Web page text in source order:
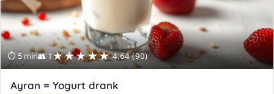
⏱ 5 min👥 1★★★★★ 4.64 (90)
Ayran = Yogurt drank